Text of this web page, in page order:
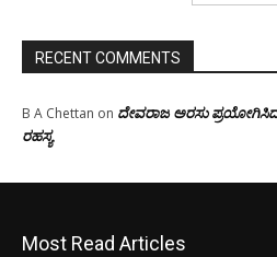
RECENT COMMENTS
B A Chettan on ದೇವರಾಜ ಅರಸು ಪ್ರಯೋಗಿಸಿದ
ರಹಸ್ಯ
Most Read Articles